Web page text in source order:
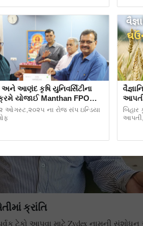
ક્રાંતિ
ટેકો આપવા માટે Zydex નામની સંશોધન
અને આણંદ કૃષિ યુનિવર્સિટીના
Manthan FPO
2025
ઓગસ્ટ,૨૦૨૫ ના રોજ સંપ ઇન્ડિયા
આપતી
અને
બિહાર
આપતી,